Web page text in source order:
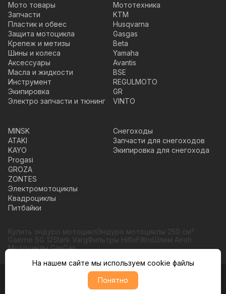
Мото товары
Запчасти
Пластик и обвес
Защита мотоцикла
Крепеж и метизы
Шины и колеса
Аксессуары
Масла и жидкости
Инструмент
Экипировка
Электро запчасти и тюнинг
Мототехника
KTM
Husqvarna
Gasgas
Beta
Yamaha
Avantis
BSE
REGULMOTO
GR
VINTO
MINSK
ATAKI
KAYO
Progasi
GROZA
ZONTES
Электромотоциклы
Квадроциклы
Питбайки
Снегоходы
Запчасти для снегоходов
Экипировка для снегохода
Купить эндуро мотоциклЭндуро мотоциклы 250 см³
Gaerne SG 12Stark VargФильтры HifloFiltroШлем Airoh
Мотоциклы GasGas
© Moto365, Все права защищены
Политика обратботки персональных данных
На нашем сайте мы используем cookie файлы
Понятно